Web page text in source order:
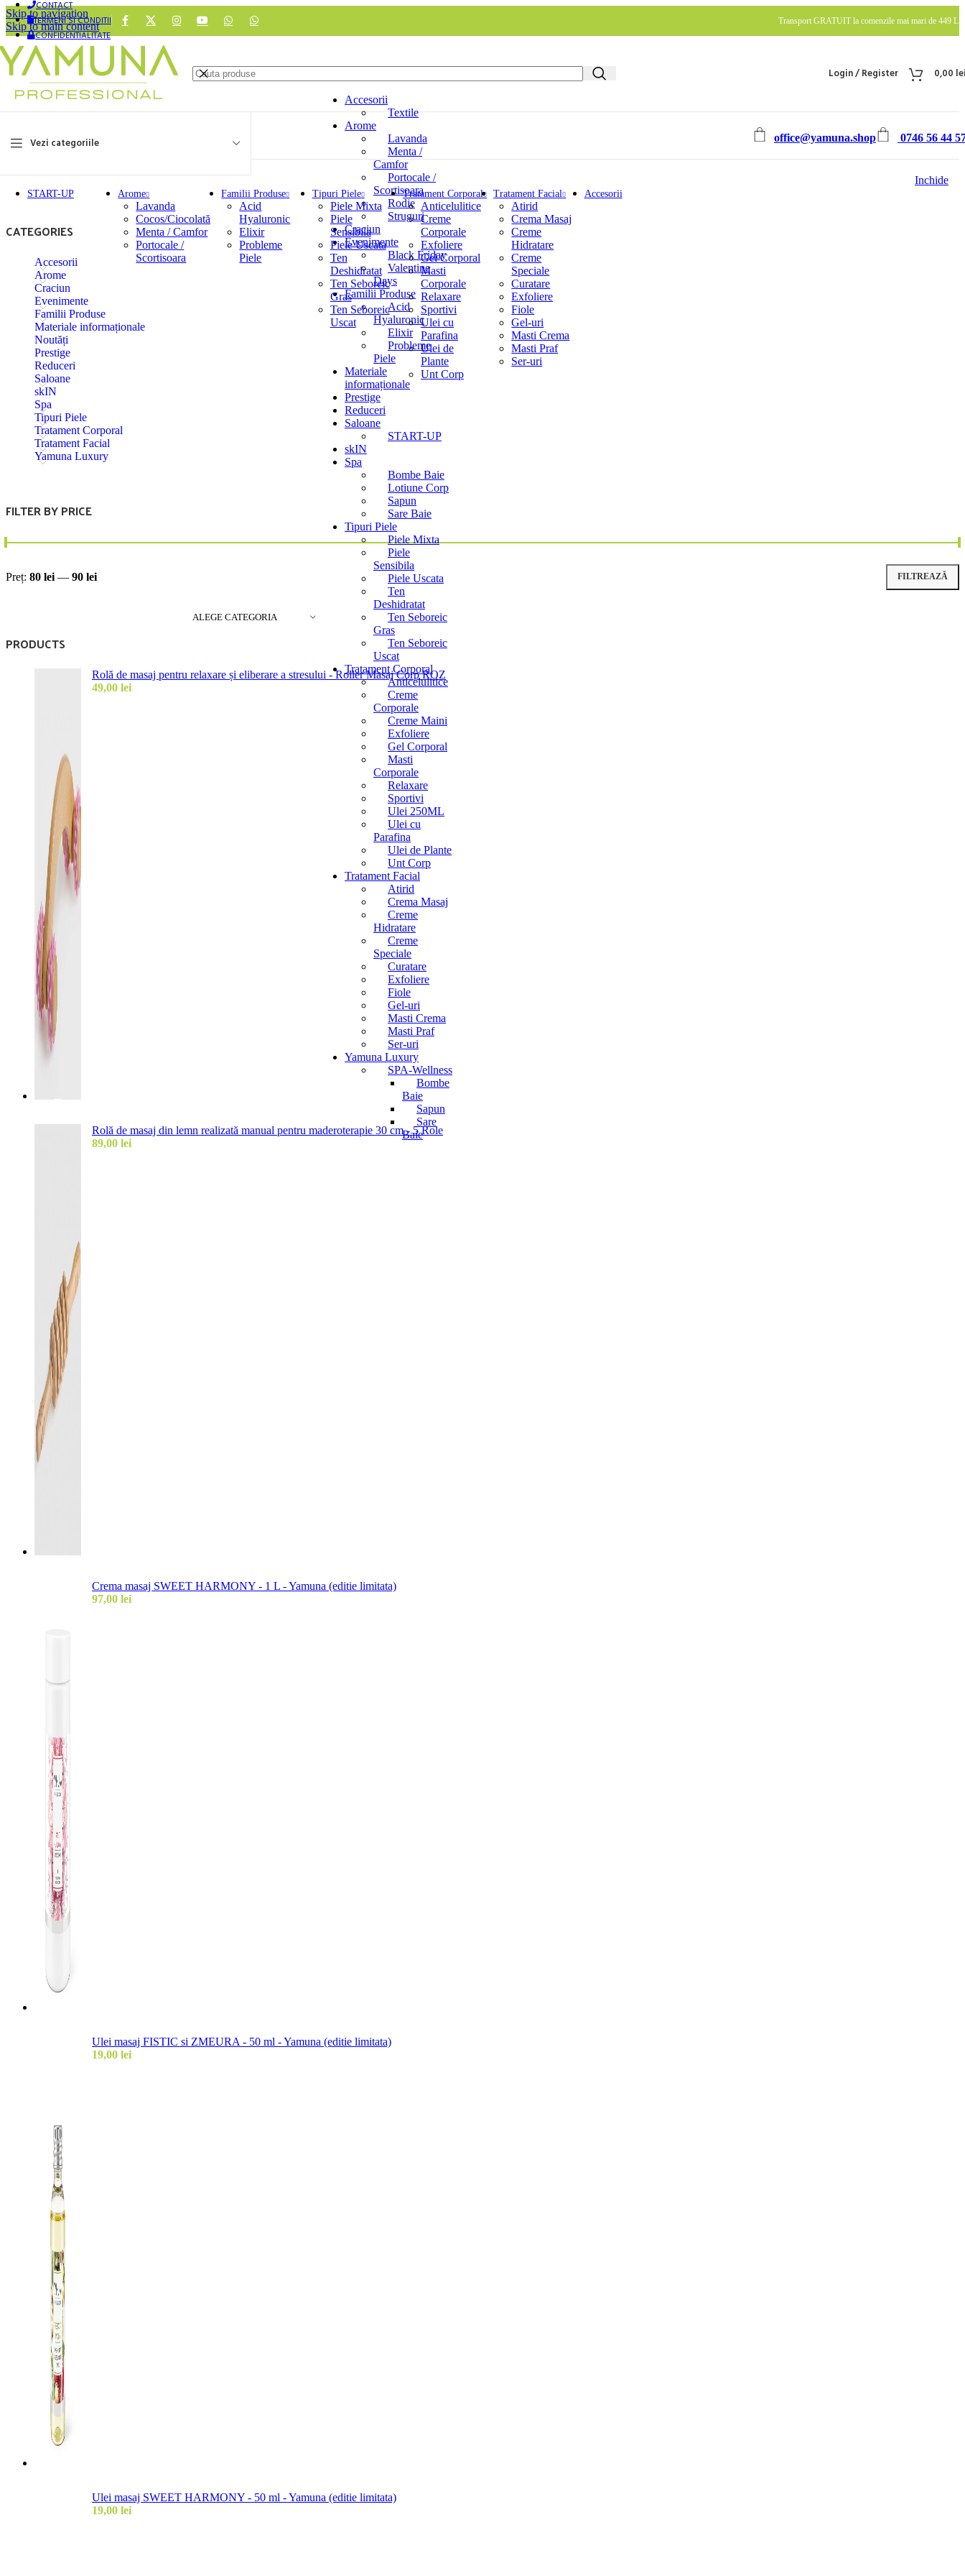
Skip to navigation
Skip to main content
CONTACT
TERMENI SI CONDITII
CONFIDENTIALITATE
Transport GRATUIT la comenzile mai mari de 449
ALEGE CATEGORIA
Accesorii
Textile
Arome
Lavanda
Menta /
Camfor
Portocale /
Scortisoara
Rodie
Struguri
Craciun
Evenimente
Black Friday
Valentine
Days
Familii Produse
Acid
Hyaluronic
Elixir
Probleme
Piele
Materiale
informaționale
Prestige
Reduceri
Saloane
START-UP
skIN
Spa
Bombe Baie
Lotiune Corp
Sapun
Sare Baie
Tipuri Piele
Piele Mixta
Piele
Sensibila
Piele Uscata
Ten
Deshidratat
Ten Seboreic
Gras
Ten Seboreic
Uscat
Tratament Corporal
Anticelulitice
Creme
Corporale
Creme Maini
Exfoliere
Gel Corporal
Masti
Corporale
Relaxare
Sportivi
Ulei 250ML
Ulei cu
Parafina
Ulei de Plante
Unt Corp
Tratament Facial
Atirid
Crema Masaj
Creme
Hidratare
Creme
Speciale
Curatare
Exfoliere
Fiole
Gel-uri
Masti Crema
Masti Praf
Ser-uri
Yamuna Luxury
SPA-Wellness
Bombe
Baie
Sapun
Sare
Baie
Login / Register 0,00
Vezi categoriile
START-UP Arome
Lavanda
Cocos/Ciocolată
Menta / Camfor
Portocale /
Scortisoara
Familii Produse
Acid
Hyaluronic
Elixir
Probleme
Piele
Tipuri Piele
Piele Mixta
Piele
Sensibila
Piele Uscata
Ten
Deshidratat
Ten Seboreic
Gras
Ten Seboreic
Uscat
Tratament Corporal
Anticelulitice
Creme
Corporale
Exfoliere
Gel Corporal
Masti
Corporale
Relaxare
Sportivi
Ulei cu
Parafina
Ulei de
Plante
Unt Corp
Tratament Facial
Atirid
Crema Masaj
Creme
Hidratare
Creme
Speciale
Curatare
Exfoliere
Fiole
Gel-uri
Masti Crema
Masti Praf
Ser-uri
Accesorii
office@yamuna.shop 0746 56 44
Inchide
CATEGORIES
Accesorii
Arome
Craciun
Evenimente
Familii Produse
Materiale informaționale
Noutăți
Prestige
Reduceri
Saloane
skIN
Spa
Tipuri Piele
Tratament Corporal
Tratament Facial
Yamuna Luxury
FILTER BY PRICE
Preț
Preț
FILTREAZĂ
Preț: 80 lei — 90 lei
PRODUCTS
Rolă de masaj pentru relaxare și eliberare a stresului - Roller Masaj Corp ROZ
49,00 lei
Rolă de masaj din lemn realizată manual pentru maderoterapie 30 cm - 5 Role
89,00 lei
Crema masaj SWEET HARMONY - 1 L - Yamuna (editie limitata)
97,00 lei
Ulei masaj FISTIC si ZMEURA - 50 ml - Yamuna (editie limitata)
19,00 lei
Ulei masaj SWEET HARMONY - 50 ml - Yamuna (editie limitata)
19,00 lei